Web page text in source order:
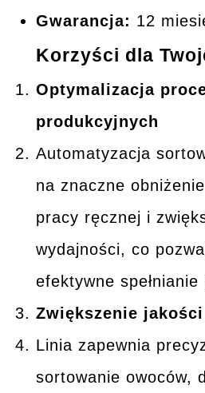
Gwarancja: 12
Korzyści dla
Optymalizacja
produkcyjnych
Automatyzacja
na znaczne
pracy ręcznej i
wydajności, co
efektywne
Zwiększenie
Linia zapewnia
sortowanie owoców,